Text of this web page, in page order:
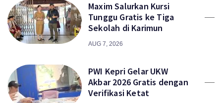
Maxim Salurkan Kursi
Tunggu Gratis ke Tiga
Sekolah di Karimun
AUG 7, 2026
PWI Kepri Gelar UKW
Akbar 2026 Gratis dengan
Verifikasi Ketat